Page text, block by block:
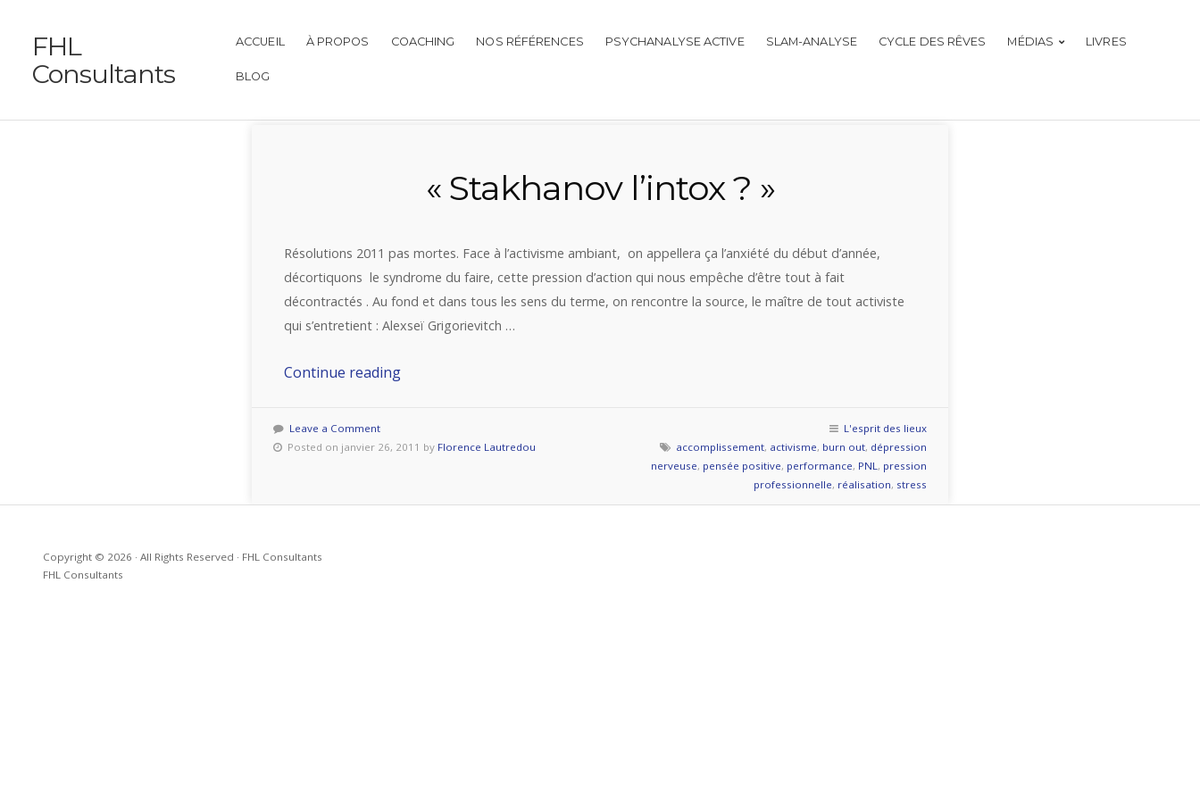
FHL
Consultants
ACCUEIL À PROPOS COACHING NOS RÉFÉRENCES PSYCHANALYSE ACTIVE SLAM-ANALYSE CYCLE DES RÊVES MÉDIAS LIVRES
BLOG
« Stakhanov l’intox ? »
Résolutions 2011 pas mortes. Face à l’activisme ambiant, on appellera ça l’anxiété du début d’année,
décortiquons le syndrome du faire, cette pression d’action qui nous empêche d’être tout à fait
décontractés . Au fond et dans tous les sens du terme, on rencontre la source, le maître de tout activiste
qui s’entretient : Alexseï Grigorievitch …
Continue reading« «
?
Leave a Comment
Posted on janvier 26, 2011 by Florence Lautredou
L'esprit des lieux
accomplissement, activisme, burn out, dépression
nerveuse, pensée positive, performance, PNL, pression
professionnelle, réalisation, stress
Copyright © 2026 · All Rights Reserved · FHL Consultants
FHL Consultants